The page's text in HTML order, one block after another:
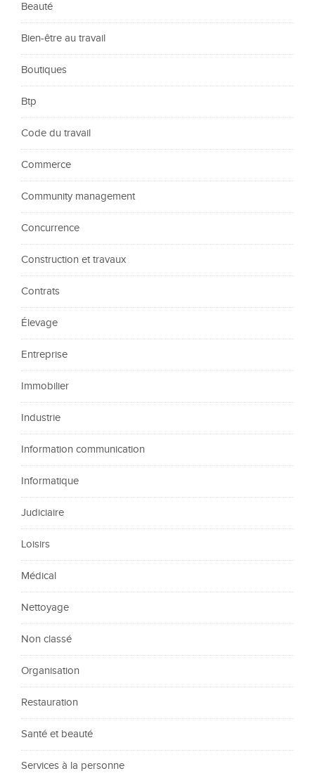
Beauté
Bien-être au travail
Boutiques
Btp
Code du travail
Commerce
Community management
Concurrence
Construction et travaux
Contrats
Élevage
Entreprise
Immobilier
Industrie
Information communication
Informatique
Judiciaire
Loisirs
Médical
Nettoyage
Non classé
Organisation
Restauration
Santé et beauté
Services à la personne